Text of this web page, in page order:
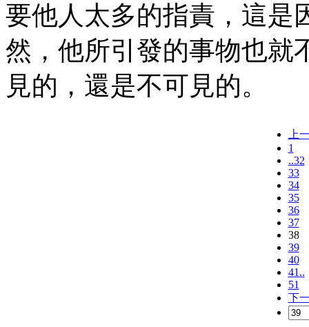
要他人太多的指責，這是
然，他所引發的事物也
見的，還是不可見的。
上
1
..32
33
34
35
36
37
38
39
40
41..
51
下